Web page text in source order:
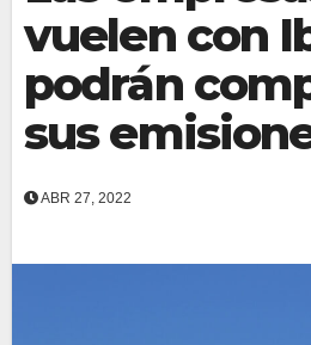
vuelen con
podrán
sus
ABR 27, 2022